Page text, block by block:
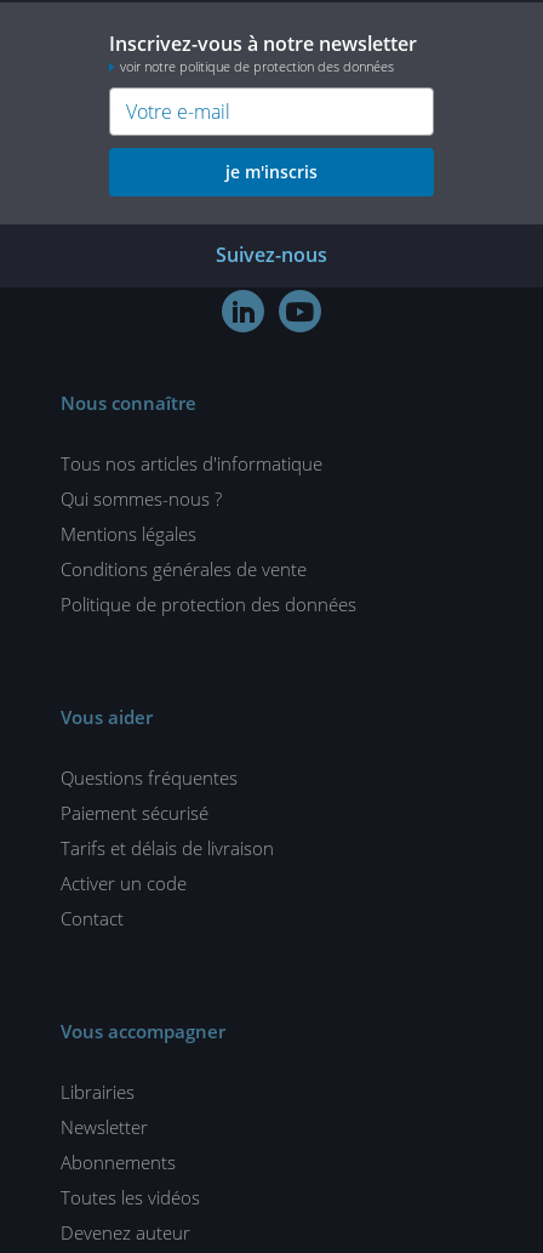
Inscrivez-vous à notre newsletter
voir notre politique de protection des données
je m'inscris
Suivez-nous
 
Nous connaître
Tous nos articles d'informatique
Qui sommes-nous ?
Mentions légales
Conditions générales de vente
Politique de protection des données
Vous aider
Questions fréquentes
Paiement sécurisé
Tarifs et délais de livraison
Activer un code
Contact
Vous accompagner
Librairies
Newsletter
Abonnements
Toutes les vidéos
Devenez auteur